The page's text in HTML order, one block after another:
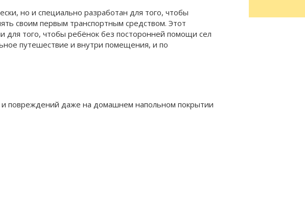
но и специально разработан для того, чтобы
своим первым транспортным средством. Этот
для того, чтобы ребёнок без посторонней помощи сел
путешествие и внутри помещения, и по
повреждений даже на домашнем напольном покрытии